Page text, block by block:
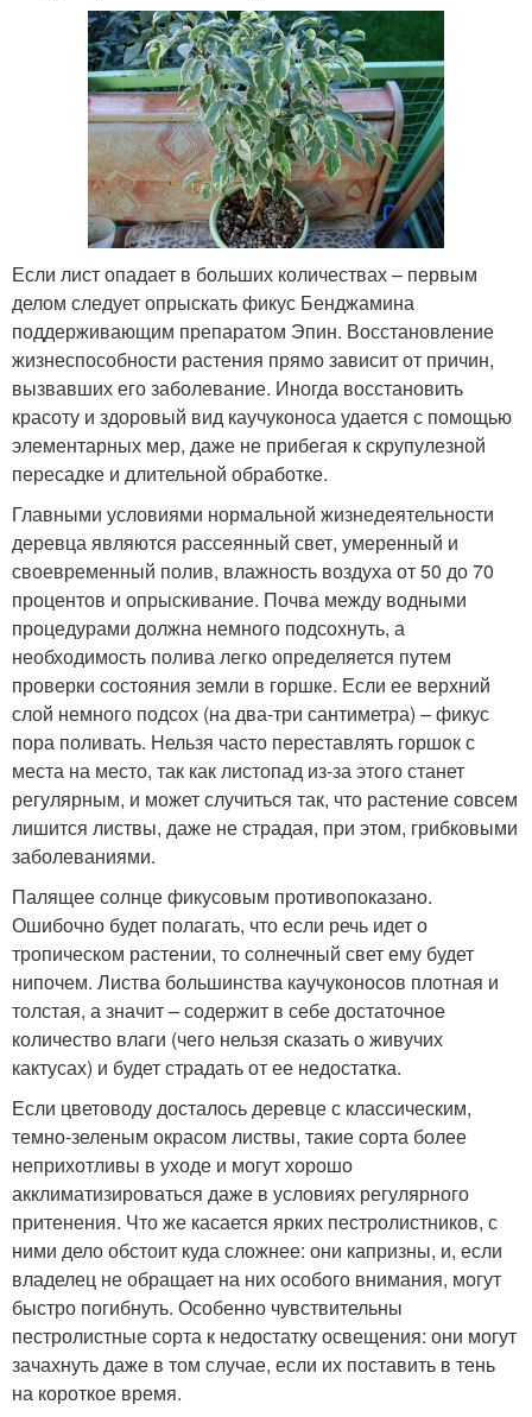
Если лист опадает в больших количествах – первым
делом следует опрыскать фикус Бенджамина
поддерживающим препаратом Эпин. Восстановление
жизнеспособности растения прямо зависит от причин,
вызвавших его заболевание. Иногда восстановить
красоту и здоровый вид каучуконоса удается с помощью
элементарных мер, даже не прибегая к скрупулезной
пересадке и длительной обработке.
Главными условиями нормальной жизнедеятельности
деревца являются рассеянный свет, умеренный и
своевременный полив, влажность воздуха от 50 до 70
процентов и опрыскивание. Почва между водными
процедурами должна немного подсохнуть, а
необходимость полива легко определяется путем
проверки состояния земли в горшке. Если ее верхний
слой немного подсох (на два-три сантиметра) – фикус
пора поливать. Нельзя часто переставлять горшок с
места на место, так как листопад из-за этого станет
регулярным, и может случиться так, что растение совсем
лишится листвы, даже не страдая, при этом, грибковыми
заболеваниями.
Палящее солнце фикусовым противопоказано.
Ошибочно будет полагать, что если речь идет о
тропическом растении, то солнечный свет ему будет
нипочем. Листва большинства каучуконосов плотная и
толстая, а значит – содержит в себе достаточное
количество влаги (чего нельзя сказать о живучих
кактусах) и будет страдать от ее недостатка.
Если цветоводу досталось деревце с классическим,
темно-зеленым окрасом листвы, такие сорта более
неприхотливы в уходе и могут хорошо
акклиматизироваться даже в условиях регулярного
притенения. Что же касается ярких пестролистников, с
ними дело обстоит куда сложнее: они капризны, и, если
владелец не обращает на них особого внимания, могут
быстро погибнуть. Особенно чувствительны
пестролистные сорта к недостатку освещения: они могут
зачахнуть даже в том случае, если их поставить в тень
на короткое время.